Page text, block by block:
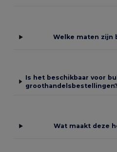
Welke maten zijn
Is het beschikbaar voor
groothandelsbestellingen?
Wat maakt deze